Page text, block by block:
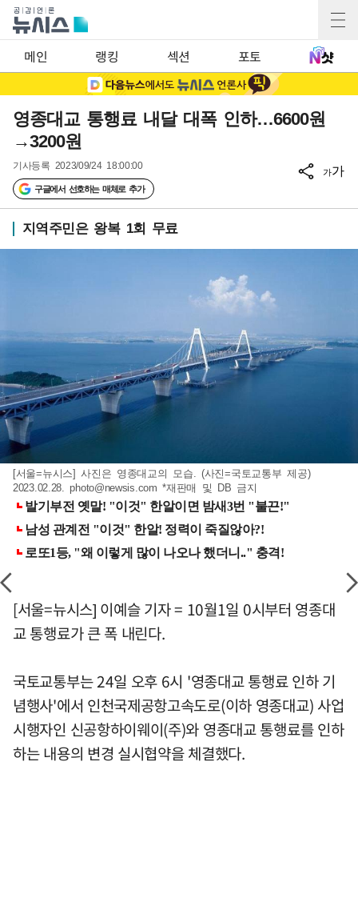
메인 랭킹 섹션 포토
영종대교 통행료 내달 대폭 인하…6600원
→3200원
기사등록 2023/09/24 18:00:00
구글에서 선호하는 매체로 추가
가가
지역주민은 왕복 1회 무료
[서울=뉴시스] 사진은 영종대교의 모습. (사진=국토교통부 제공)
2023.02.28.photo@newsis.com *재판매 및 DB 금지
[서울=뉴시스] 이예슬 기자 = 10월1일 0시부터 영종대
교 통행료가 큰 폭 내린다.
국토교통부는 24일 오후 6시 '영종대교 통행료 인하 기
념행사'에서 인천국제공항고속도로(이하 영종대교) 사업
시행자인 신공항하이웨이(주)와 영종대교 통행료를 인하
하는 내용의 변경 실시협약을 체결했다.